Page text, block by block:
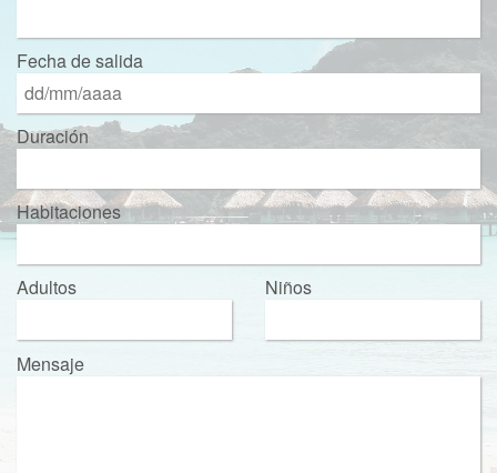
Fecha de salida
Duración
Habitaciones
Adultos Niños
Mensaje